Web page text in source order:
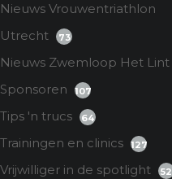
Nieuws Vrouwentriathlon
Utrecht
73
Nieuws Zwemloop Het Lint
Sponsoren 107
Tips 'n trucs 64
Trainingen en clinics 127
Vrijwilliger in de spotlight 52